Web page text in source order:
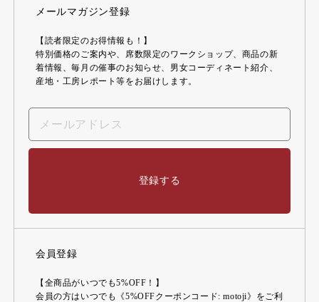
メールマガジン登録
【読者限定のお得情報も！】
特別価格のご案内や、席数限定のワークショップ、商品の新
着情報、毎月の催事のお知らせ、男女コーディネート紹介、
産地・工房レポート等をお届けします。
登録する
会員登録
【全商品がいつでも5%OFF！】
会員の方はいつでも《5%OFFクーポンコード: motoji》をご利